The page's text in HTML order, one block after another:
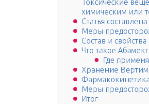
Токсические
химическим или
Статья
Меры
Состав и
Что такое
Где
Хранение
Фармакокинетика
Меры
Итог